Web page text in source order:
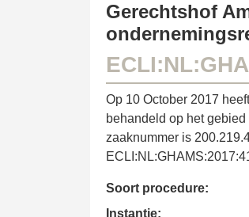
Gerechtshof
Op 10 October 2017
behandeld op het
zaaknummer is
Soort procedure:
Instantie: